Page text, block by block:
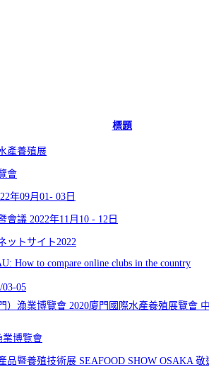
標題
產養殖展
會
年09月01- 03日
議 2022年11月10 - 12日
ットサイト2022
How to compare online clubs in the country
05
）漁業博覽會 2020廈門國際水產養殖展覽會
業博覽會
品暨養殖技術展 SEAFOOD SHOW OSAKA 敬